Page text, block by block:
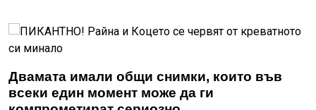
Двамата имали общи снимки, които във
всеки един момент може да ги